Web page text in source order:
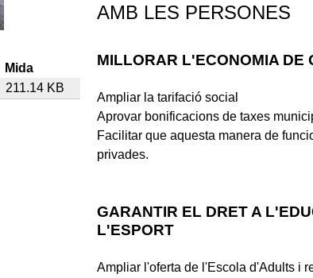
Mida
211.14 KB
AMB LES PERSONES
MILLORAR L'ECONOMIA DE
Ampliar la tarifació social
Aprovar bonificacions de taxes
Facilitar que aquesta manera de
privades.
GARANTIR EL DRET A
L'ESPORT
Ampliar l'oferta de l'Escola d'Adults i